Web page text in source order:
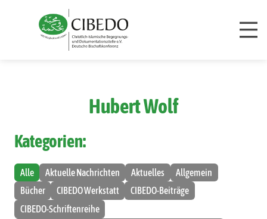
Hubert Wolf
Kategorien:
Alle Aktuelle Nachrichten Aktuelles
Allgemein
Bücher
CIBEDO Werkstatt
CIBEDO-Beiträge
CIBEDO-Schriftenreihe